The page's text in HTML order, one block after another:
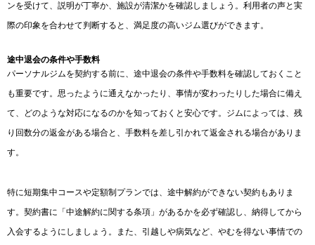
ンを受けて、説明が丁寧か、施設が清潔かを確認しましょう。利用者の声と実
際の印象を合わせて判断すると、満足度の高いジム選びができます。
途中退会の条件や手数料
パーソナルジムを契約する前に、途中退会の条件や手数料を確認しておくこと
も重要です。思ったように通えなかったり、事情が変わったりした場合に備え
て、どのような対応になるのかを知っておくと安心です。ジムによっては、残
り回数分の返金がある場合と、手数料を差し引かれて返金される場合がありま
す。
特に短期集中コースや定額制プランでは、途中解約ができない契約もありま
す。契約書に「中途解約に関する条項」があるかを必ず確認し、納得してから
入会するようにしましょう。また、引越しや病気など、やむを得ない事情での